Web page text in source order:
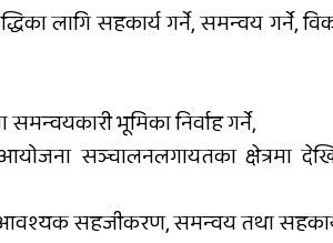
लागि सहकार्य गर्ने, समन्वय गर्ने,
भूमिका निर्वाह गर्ने,
आयोजना सञ्चालनलगायतका क्षेत्रमा
आवश्यक सहजीकरण, समन्वय तथा